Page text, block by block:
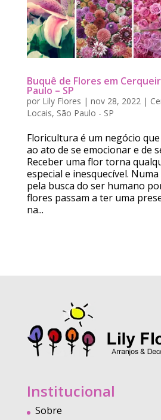
Buquê de Flores em
Paulo – SP
por Lily Flores | nov 28, 2022|
Locais, São Paulo - SP
Floricultura é um negócio
ao ato de se emocionar e de
Receber uma flor torna
especial e inesquecível.
pela busca do ser humano
flores passam a ter uma
na...
Institucional
Sobre